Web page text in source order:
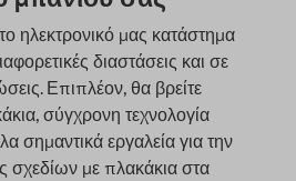
ηλεκτρονικό μας κατάστημα
διαστάσεις και σε
Επιπλέον, θα βρείτε
σύγχρονη τεχνολογία
σημαντικά εργαλεία για την
με πλακάκια στα